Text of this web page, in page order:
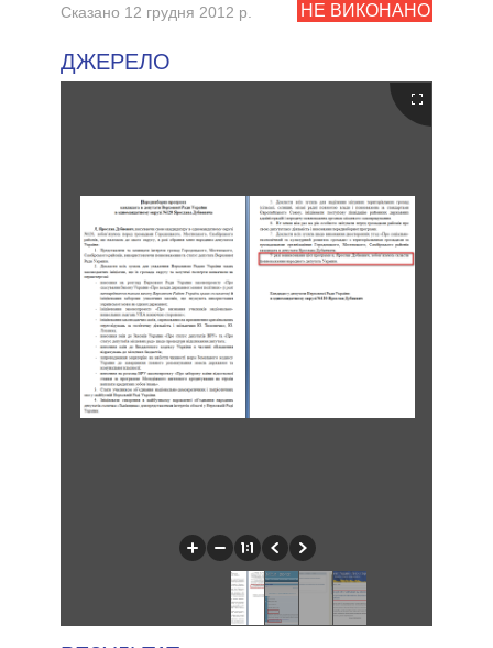
НЕ ВИКОНАНО
Сказано 12 грудня 2012 р.
ДЖЕРЕЛО